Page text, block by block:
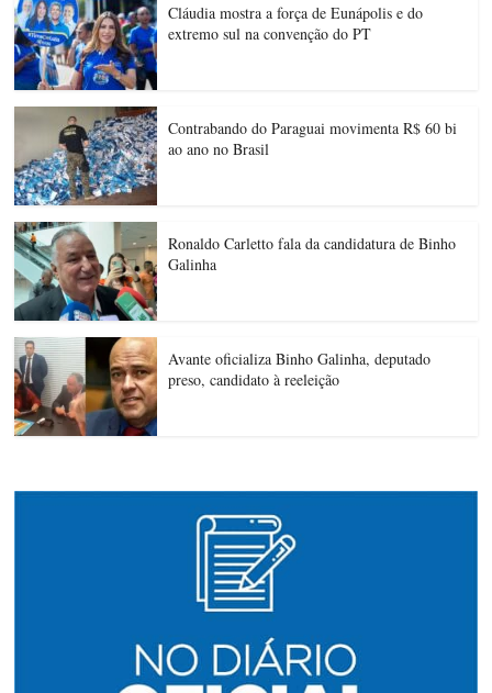
Cláudia mostra a força de Eunápolis e do
extremo sul na convenção do PT
Contrabando do Paraguai movimenta R$ 60 bi
ao ano no Brasil
Ronaldo Carletto fala da candidatura de Binho
Galinha
Avante oficializa Binho Galinha, deputado
preso, candidato à reeleição